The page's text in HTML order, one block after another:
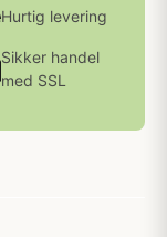
Hurtig levering
Sikker handel
med SSL